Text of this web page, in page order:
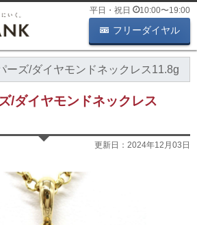
平日・祝日 10:00〜19:00
フリーダイヤル
ーズ/ダイヤモンドネックレス11.8g
/ダイヤモンドネックレス
更新日： 2024年12月03日